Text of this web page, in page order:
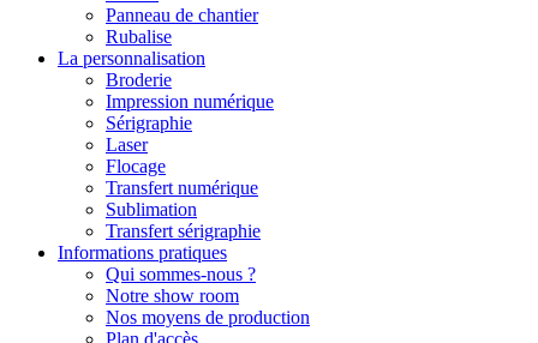
Panneau de chantier
Rubalise
La personnalisation
Broderie
Impression numérique
Sérigraphie
Laser
Flocage
Transfert numérique
Sublimation
Transfert sérigraphie
Informations pratiques
Qui sommes-nous ?
Notre show room
Nos moyens de production
Plan d'accès